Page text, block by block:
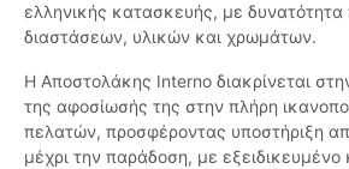
ελληνικής κατασκευής, με
διαστάσεων, υλικών και χρωμάτων.
Η Αποστολάκης Interno διακρίνεται
της αφοσίωσής της στην πλήρη
πελατών, προσφέροντας υποστήριξη
μέχρι την παράδοση, με εξειδικευμένο